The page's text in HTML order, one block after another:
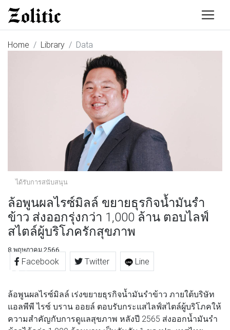
Home Library Data
ได้รับการสนับสนุน
ล้อพูนผลไรซ์มิลล์ ขยายธุรกิจน้ำมันรำ
ข้าว ส่งออกรุ่งกว่า 1,000 ล้าน ตอบไลฟ์
สไตล์ผู้บริโภครักสุขภาพ
8 พฤษภาคม 2566
Facebook Twitter Line
ล้อพูนผลไรซ์มิลล์ เร่งขยายธุรกิจน้ำมันรำข้าว ภายใต้บริษัท
แอลพีพี ไรซ์ บราน ออยล์ ตอบรับกระแสไลฟ์สไตล์ผู้บริโภคให้
ความสำคัญกับการดูแลสุขภาพ หลังปี 2565 ส่งออกน้ำมันรำ